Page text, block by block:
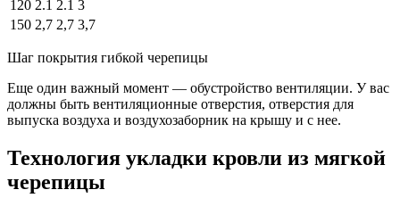
120 2.1 2.1 3
150 2,7 2,7 3,7
Шаг покрытия гибкой черепицы
Еще один важный момент — обустройство вентиляции. У вас
должны быть вентиляционные отверстия, отверстия для
выпуска воздуха и воздухозаборник на крышу и с нее.
Технология укладки кровли из мягкой
черепицы